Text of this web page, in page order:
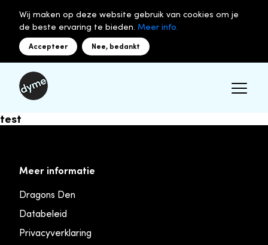
Wij maken op deze website gebruik van cookies om je
de beste ervaring te bieden. Meer info.
Accepteer Nee, bedankt
test
Meer informatie
Dragons Den
Databeleid
Privacyverklaring